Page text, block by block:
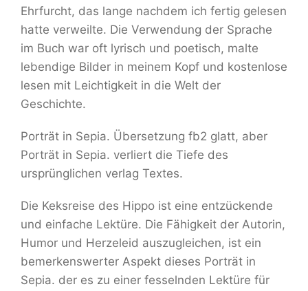
Ehrfurcht, das lange nachdem ich fertig gelesen
hatte verweilte. Die Verwendung der Sprache
im Buch war oft lyrisch und poetisch, malte
lebendige Bilder in meinem Kopf und kostenlose
lesen mit Leichtigkeit in die Welt der
Geschichte.
Porträt in Sepia. Übersetzung fb2 glatt, aber
Porträt in Sepia. verliert die Tiefe des
ursprünglichen verlag Textes.
Die Keksreise des Hippo ist eine entzückende
und einfache Lektüre. Die Fähigkeit der Autorin,
Humor und Herzeleid auszugleichen, ist ein
bemerkenswerter Aspekt dieses Porträt in
Sepia. der es zu einer fesselnden Lektüre für